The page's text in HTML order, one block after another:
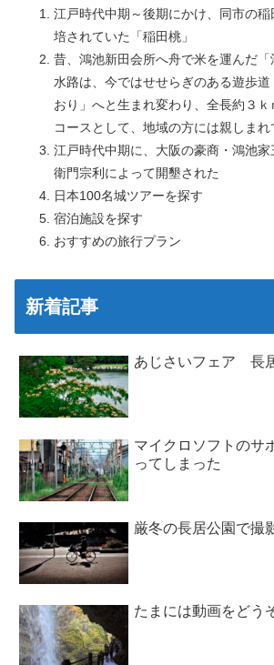
江戸時代中期～後期にかけ、同市の
培されていた「稲田桃」
昔、鴻池新田会所へ舟で米を運んだ「
水路は、今ではせせらぎのある遊歩道
おり」へと生まれ変わり、全長約３
コースとして、地域の方には親しまれ
江戸時代中期に、大阪の豪商・鴻池
衛門宗利によって開墾された
日本100名城ツアーを探す
宿泊施設を探す
おすすめの旅行プラン
新着記事
あじさいフェア 長
マイクロソフトのサ
ってしまった
厳冬の長居公園で撮
たまには動画をどう